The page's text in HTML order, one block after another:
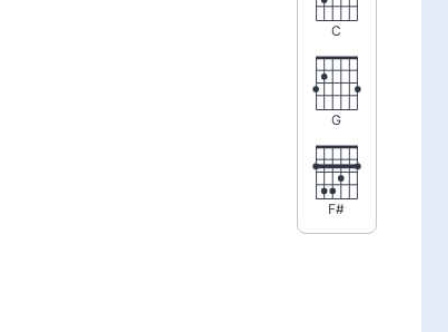
C
G
F#